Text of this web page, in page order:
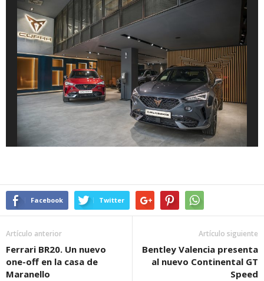
Facebook Twitter
Artículo anterior
Ferrari BR20. Un nuevo
one-off en la casa de
Maranello
Artículo siguiente
Bentley Valencia presenta
al nuevo Continental GT
Speed